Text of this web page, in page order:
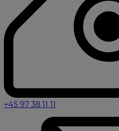
+45 97 38 11 11